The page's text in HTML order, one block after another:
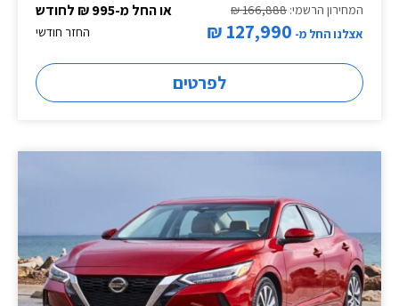
או החל מ-995 ₪ לחודש
המחירון הרשמי: 166,888 ₪
החזר חודשי
אצלנו החל מ- 127,990 ₪
לפרטים